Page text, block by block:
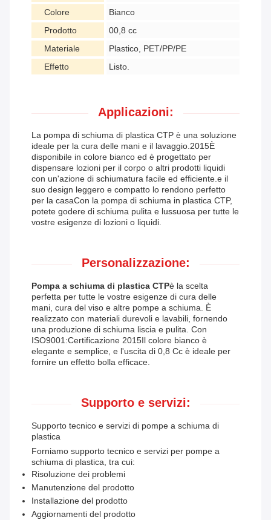
Colore
Bianco
Prodotto
00,8 cc
Materiale
Plastico, PET/PP/PE
Effetto
Listo.
Applicazioni:
La pompa di schiuma di plastica CTP è una soluzione
ideale per la cura delle mani e il lavaggio.2015È
disponibile in colore bianco ed è progettato per
dispensare lozioni per il corpo o altri prodotti liquidi
con un'azione di schiumatura facile ed efficiente.e il
suo design leggero e compatto lo rendono perfetto
per la casaCon la pompa di schiuma in plastica CTP,
potete godere di schiuma pulita e lussuosa per tutte le
vostre esigenze di lozioni o liquidi.
Personalizzazione:
Pompa a schiuma di plastica CTPè la scelta
perfetta per tutte le vostre esigenze di cura delle
mani, cura del viso e altre pompe a schiuma. È
realizzato con materiali durevoli e lavabili, fornendo
una produzione di schiuma liscia e pulita. Con
ISO9001:Certificazione 2015Il colore bianco è
elegante e semplice, e l'uscita di 0,8 Cc è ideale per
fornire un effetto bolla efficace.
Supporto e servizi:
Supporto tecnico e servizi di pompe a schiuma di
plastica
Forniamo supporto tecnico e servizi per pompe a
schiuma di plastica, tra cui:
Risoluzione dei problemi
Manutenzione del prodotto
Installazione del prodotto
Aggiornamenti del prodotto